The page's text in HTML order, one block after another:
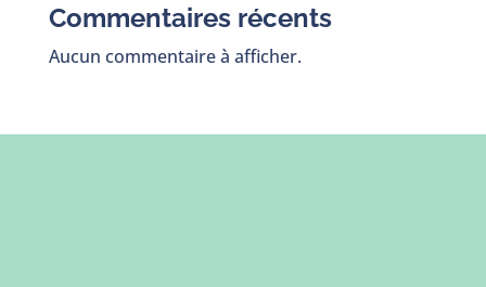
Commentaires récents
Aucun commentaire à afficher.